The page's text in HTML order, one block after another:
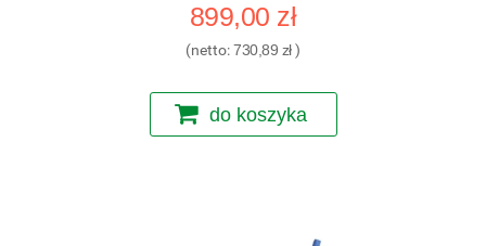
899,00 zł
(netto:730,89 zł)
do koszyka